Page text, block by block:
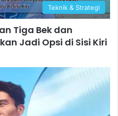
Teknik & Strategi
Tiga Bek dan
Jadi Opsi di Sisi Kiri